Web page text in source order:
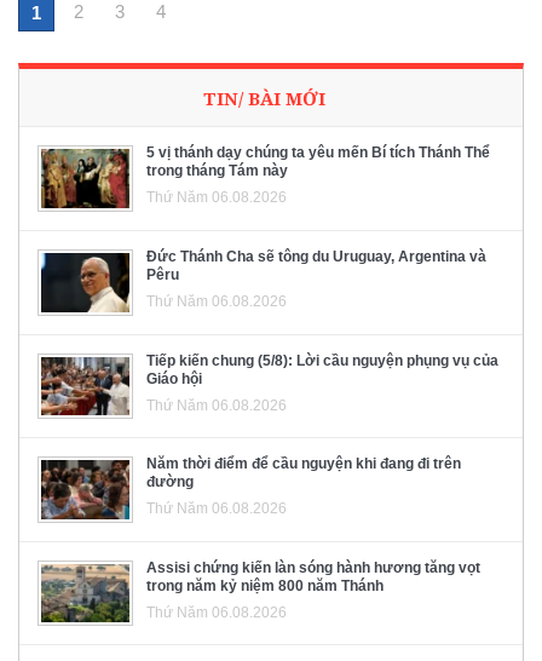
1 2 3 4
TIN/ BÀI MỚI
5 vị thánh dạy chúng ta yêu mến Bí tích Thánh Thể
trong tháng Tám này
Thứ Năm 06.08.2026
Đức Thánh Cha sẽ tông du Uruguay, Argentina và
Pêru
Thứ Năm 06.08.2026
Tiếp kiến chung (5/8): Lời cầu nguyện phụng vụ của
Giáo hội
Thứ Năm 06.08.2026
Năm thời điểm để cầu nguyện khi đang đi trên
đường
Thứ Năm 06.08.2026
Assisi chứng kiến làn sóng hành hương tăng vọt
trong năm kỷ niệm 800 năm Thánh
Thứ Năm 06.08.2026